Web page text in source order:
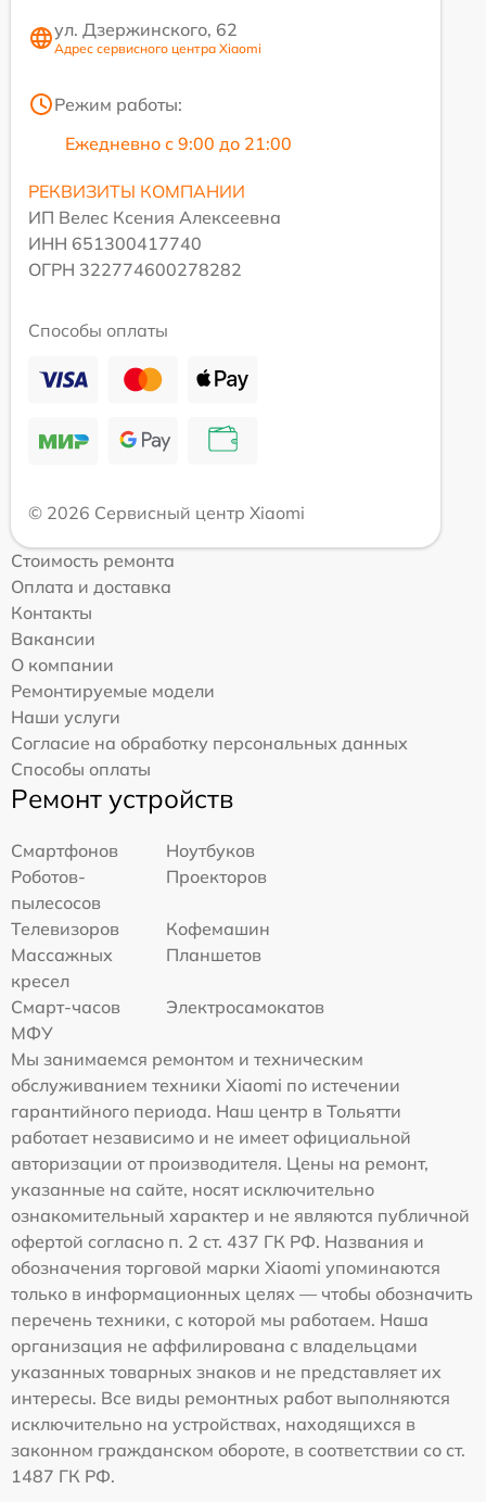
ул. Дзержинского, 62
Адрес сервисного центра Xiaomi
Режим работы:
Ежедневно с 9:00 до 21:00
РЕКВИЗИТЫ КОМПАНИИ
ИП Велес Ксения Алексеевна
ИНН 651300417740
ОГРН 322774600278282
Способы оплаты
© 2026 Сервисный центр Xiaomi
Стоимость ремонта
Оплата и доставка
Контакты
Вакансии
О компании
Ремонтируемые модели
Наши услуги
Согласие на обработку персональных данных
Способы оплаты
Ремонт устройств
Смартфонов
Ноутбуков
Роботов-
пылесосов
Проекторов
Телевизоров
Кофемашин
Массажных
кресел
Планшетов
Смарт-часов
Электросамокатов
МФУ
Мы занимаемся ремонтом и техническим
обслуживанием техники Xiaomi по истечении
гарантийного периода. Наш центр в Тольятти
работает независимо и не имеет официальной
авторизации от производителя. Цены на ремонт,
указанные на сайте, носят исключительно
ознакомительный характер и не являются публичной
офертой согласно п. 2 ст. 437 ГК РФ. Названия и
обозначения торговой марки Xiaomi упоминаются
только в информационных целях — чтобы обозначить
перечень техники, с которой мы работаем. Наша
организация не аффилирована с владельцами
указанных товарных знаков и не представляет их
интересы. Все виды ремонтных работ выполняются
исключительно на устройствах, находящихся в
законном гражданском обороте, в соответствии со ст.
1487 ГК РФ.